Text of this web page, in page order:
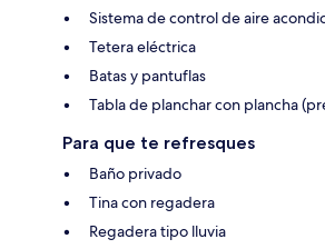
Sistema de control de aire
Tetera eléctrica
Batas y pantuflas
Tabla de planchar con plancha
Para que te refresques
Baño privado
Tina con regadera
Regadera tipo lluvia